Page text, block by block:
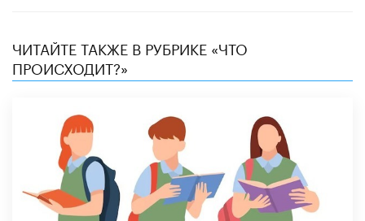
ЧИТАЙТЕ ТАКЖЕ В РУБРИКЕ «ЧТО
ПРОИСХОДИТ?»